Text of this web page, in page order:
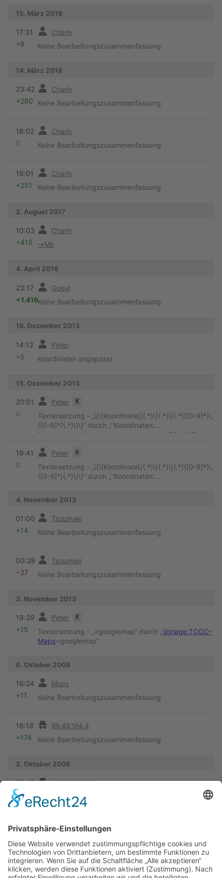
15. März 2018
17:31 Charly
+8 Keine Bearbeitungszusammenfassung
14. März 2018
23:42 Charly
+280 Keine Bearbeitungszusammenfassung
18:02 Charly
0 Keine Bearbeitungszusammenfassung
18:01 Charly
+251 Keine Bearbeitungszusammenfassung
2. August 2017
10:03 Charly
+415 →Mir
4. April 2016
23:17 Gogul
+1.416Keine Bearbeitungszusammenfassung
16. Dezember 2013
14:12 Peter
+5 Koordinaten angepasst
15. Dezember 2013
20:01 Peter K
0
Textersetzung - „\{\{Koordinate\|(.*)\|(.*)\|(.*)([0-9]*)\,
([0-9]*)(.*)\}\}“ durch „''Koordinaten:
[http://www.skipperguide.de/extension/OSeaMRedire
19:41 Peter K
0
Textersetzung - „\{\{Koordinate\|(.*)\|(.*)\|(.*)([0-9]*)\,
([0-9]*)(.*)\}\}“ durch „''Koordinaten:
[http://www.skipperguide.de/extension/OSeaMRedire
4. November 2013
01:00 Tazumaki
+14 Keine Bearbeitungszusammenfassung
00:28 Tazumaki
−27 Keine Bearbeitungszusammenfassung
3. November 2013
19:39 Peter K
+15 Textersetzung - „<googlemap“ durch „ Vorlage:TODO-
Maps<googlemap“
6. Oktober 2008
16:24 Moos
+11 Keine Bearbeitungszusammenfassung
16:18 89.49.184.4
+174 Keine Bearbeitungszusammenfassung
2. Oktober 2008
15:45 194.121.150.124
+42 Kategorie
Vorherige
06:39 Hbachmann
+246 Keine Bearbeitungszusammenfassung